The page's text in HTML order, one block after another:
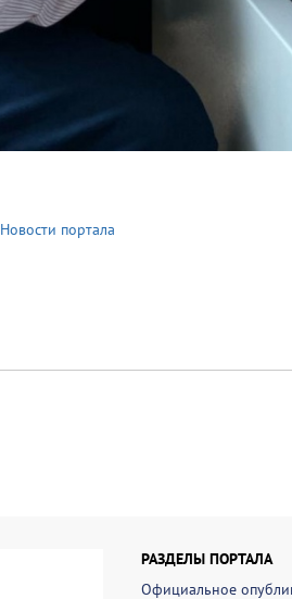
Новости портала
РАЗДЕЛЫ ПОРТАЛА
Официальное